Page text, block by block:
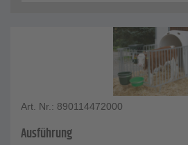
Art. Nr.: 890114472000
Ausführung